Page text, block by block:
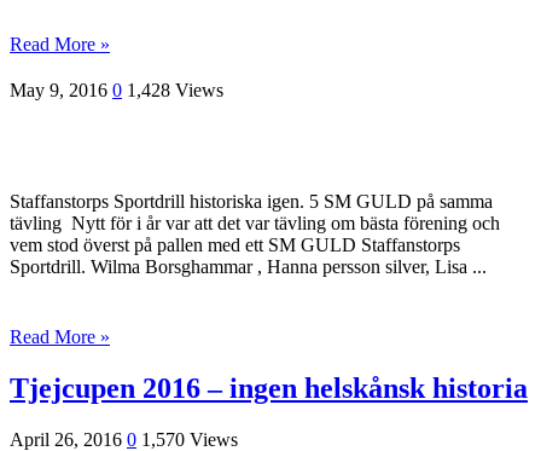
Read More »
May 9, 2016 0 1,428 Views
Staffanstorps Sportdrill historiska igen. 5 SM GULD på samma
tävling Nytt för i år var att det var tävling om bästa förening och
vem stod överst på pallen med ett SM GULD Staffanstorps
Sportdrill. Wilma Borsghammar , Hanna persson silver, Lisa ...
Read More »
Tjejcupen 2016 – ingen helskånsk historia
April 26, 2016 0 1,570 Views